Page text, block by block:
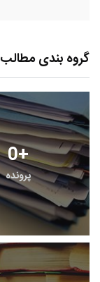
گروه بندی مطالب
0+
پرونده